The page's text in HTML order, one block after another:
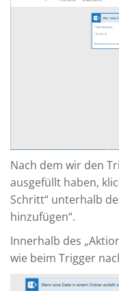
Nach dem wir den
ausgefüllt haben,
Schritt“ unterhalb
hinzufügen“.
Innerhalb des
wie beim Trigger